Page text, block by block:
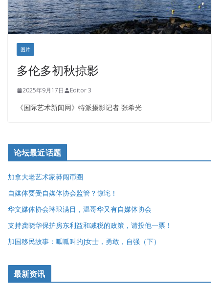
图片
多伦多初秋掠影
2025年9月17日 Editor 3
《国际艺术新闻网》特派摄影记者 张希光
论坛最近话题
加拿大老艺术家莽闯币圈
自媒体要受自媒体协会监管？惊诧！
华文媒体协会琳琅满目，温哥华又有自媒体协会
支持龚晓华保护房东利益和减税的政策，请投他一票！
加国移民故事：呱呱叫的J女士，勇敢，自强（下）
最新资讯